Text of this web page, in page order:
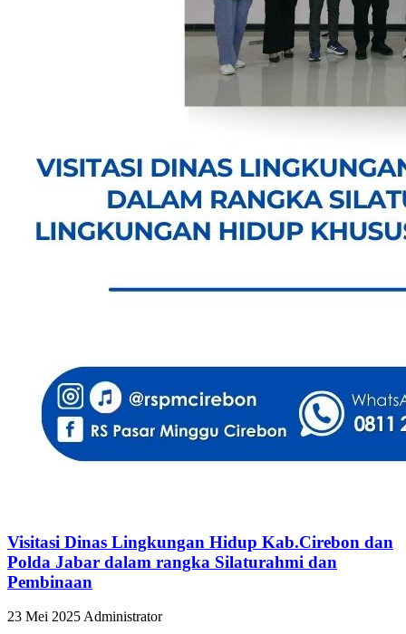
Visitasi Dinas Lingkungan Hidup Kab.Cirebon dan
Polda Jabar dalam rangka Silaturahmi dan
Pembinaan
23 Mei 2025 Administrator